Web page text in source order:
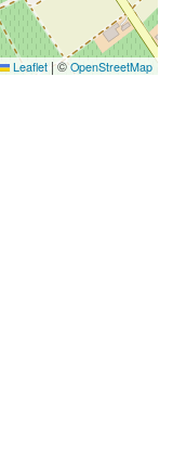
Leaflet |©OpenStreetMap